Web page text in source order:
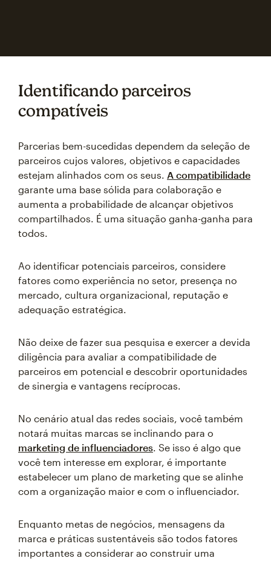
Identificando parceiros
compatíveis
Parcerias bem-sucedidas dependem da seleção de
parceiros cujos valores, objetivos e capacidades
estejam alinhados com os seus. A compatibilidade
garante uma base sólida para colaboração e
aumenta a probabilidade de alcançar objetivos
compartilhados. É uma situação ganha-ganha para
todos.
Ao identificar potenciais parceiros, considere
fatores como experiência no setor, presença no
mercado, cultura organizacional, reputação e
adequação estratégica.
Não deixe de fazer sua pesquisa e exercer a devida
diligência para avaliar a compatibilidade de
parceiros em potencial e descobrir oportunidades
de sinergia e vantagens recíprocas.
No cenário atual das redes sociais, você também
notará muitas marcas se inclinando para o
marketing de influenciadores. Se isso é algo que
você tem interesse em explorar, é importante
estabelecer um plano de marketing que se alinhe
com a organização maior e com o influenciador.
Enquanto metas de negócios, mensagens da
marca e práticas sustentáveis são todos fatores
importantes a considerar ao construir uma